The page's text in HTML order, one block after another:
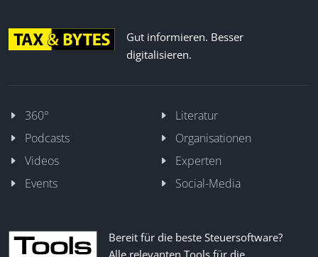
Gut informieren. Besser
digitalisieren.
360°
Literatur
Podcasts
Organisationen
Videos
Experten
Events
Social-Media
Bereit für die beste Steuersoftware?
Alle relevanten Tools für die